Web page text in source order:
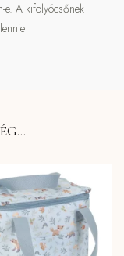
e. A kifolyócsőnek